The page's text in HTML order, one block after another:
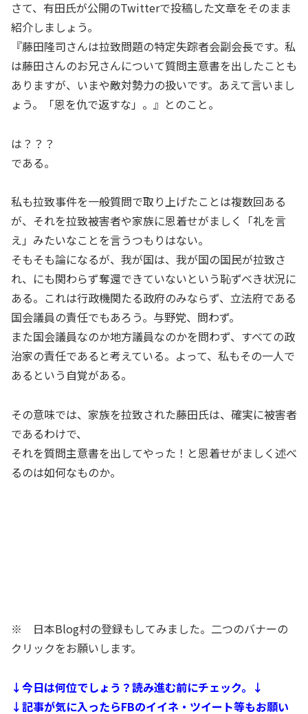
さて、有田氏が公開のTwitterで投稿した文章をそのまま
紹介しましょう。
『藤田隆司さんは拉致問題の特定失踪者会副会長です。私
は藤田さんのお兄さんについて質問主意書を出したことも
ありますが、いまや敵対勢力の扱いです。あえて言いまし
ょう。「恩を仇で返すな」。』とのこと。
は？？？
である。
私も拉致事件を一般質問で取り上げたことは複数回ある
が、それを拉致被害者や家族に恩着せがましく「礼を言
え」みたいなことを言うつもりはない。
そもそも論になるが、我が国は、我が国の国民が拉致さ
れ、にも関わらず奪還できていないという恥ずべき状況に
ある。これは行政機関たる政府のみならず、立法府である
国会議員の責任でもあろう。与野党、問わず。
また国会議員なのか地方議員なのかを問わず、すべての政
治家の責任であると考えている。よって、私もその一人で
あるという自覚がある。
その意味では、家族を拉致された藤田氏は、確実に被害者
であるわけで、
それを質問主意書を出してやった！と恩着せがましく述べ
るのは如何なものか。
※ 日本Blog村の登録もしてみました。二つのバナーの
クリックをお願いします。
↓今日は何位でしょう？読み進む前にチェック。↓
↓記事が気に入ったらFBのイイネ・ツイート等もお願い